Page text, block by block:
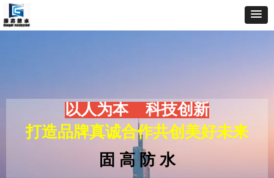
以人为本 科技创新
打造品牌真诚合作共创美好未来
固 高 防 水